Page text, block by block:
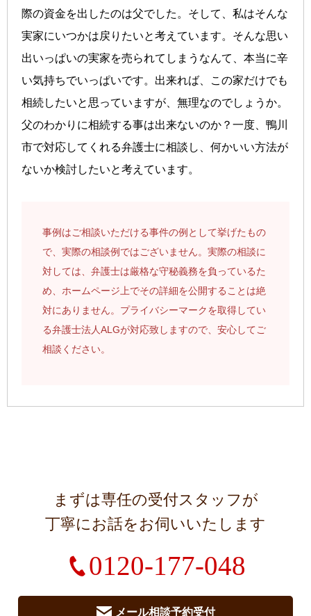
際の資金を出したのは父でした。そして、私はそんな
実家にいつかは戻りたいと考えています。そんな思い
出いっぱいの実家を売られてしまうなんて、本当に辛
い気持ちでいっぱいです。出来れば、この家だけでも
相続したいと思っていますが、無理なのでしょうか。
父のわかりに相続する事は出来ないのか？一度、鴨川
市で対応してくれる弁護士に相談し、何かいい方法が
ないか検討したいと考えています。
事例はご相談いただける事件の例として挙げたもの
で、実際の相談例ではございません。実際の相談に
対しては、弁護士は厳格な守秘義務を負っているた
め、ホームページ上でその詳細を公開することは絶
対にありません。プライバシーマークを取得してい
る弁護士法人ALGが対応致しますので、安心してご
相談ください。
まずは専任の受付スタッフが
丁寧にお話をお伺いいたします
0120-177-048
メール相談予約受付